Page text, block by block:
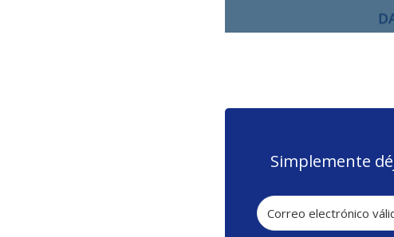
Simplemente